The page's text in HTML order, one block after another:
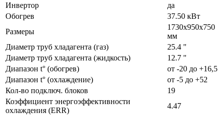
Инвертор
да
Обогрев
37.50 кВт
Размеры
1730х950х750
мм
Диаметр труб хладагента (газ)
25.4 "
Диаметр труб хладагента (жидкость)
12.7 "
Диапазон t° (обогрев)
от -20 до +16,5
Диапазон t° (охлаждение)
от -5 до +52
Кол-во подключ. блоков
19
Коэффициент энергоэффективности
охлаждения (ERR)
4.47